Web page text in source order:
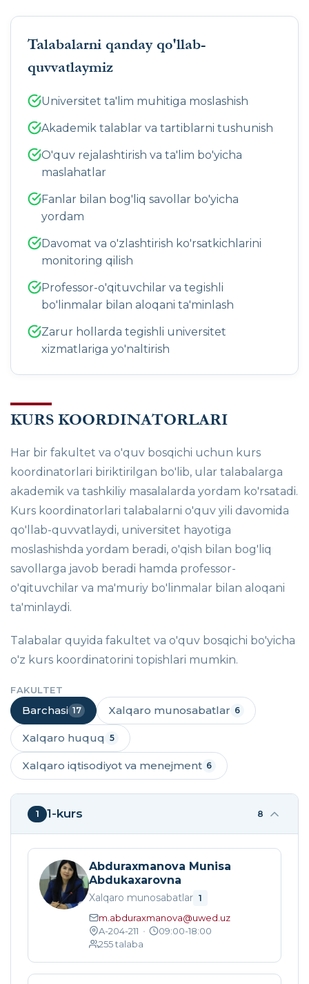
Talabalarni qanday qo'llab-
quvvatlaymiz
Universitet ta'lim muhitiga moslashish
Akademik talablar va tartiblarni tushunish
O'quv rejalashtirish va ta'lim bo'yicha
maslahatlar
Fanlar bilan bog'liq savollar bo'yicha
yordam
Davomat va o'zlashtirish ko'rsatkichlarini
monitoring qilish
Professor-o'qituvchilar va tegishli
bo'linmalar bilan aloqani ta'minlash
Zarur hollarda tegishli universitet
xizmatlariga yo'naltirish
KURS KOORDINATORLARI
Har bir fakultet va o'quv bosqichi uchun kurs
koordinatorlari biriktirilgan bo'lib, ular talabalarga
akademik va tashkiliy masalalarda yordam ko'rsatadi.
Kurs koordinatorlari talabalarni o'quv yili davomida
qo'llab-quvvatlaydi, universitet hayotiga
moslashishda yordam beradi, o'qish bilan bog'liq
savollarga javob beradi hamda professor-
o'qituvchilar va ma'muriy bo'linmalar bilan aloqani
ta'minlaydi.
Talabalar quyida fakultet va o'quv bosqichi bo'yicha
o'z kurs koordinatorini topishlari mumkin.
FAKULTET
Barchasi 17 Xalqaro munosabatlar 6
Xalqaro huquq 5
Xalqaro iqtisodiyot va menejment 6
1 1-kurs 8
Abduraxmanova Munisa
Abdukaxarovna
Xalqaro munosabatlar 1
m.abduraxmanova@uwed.uz
A-204-211 •
09:00-18:00
255talaba